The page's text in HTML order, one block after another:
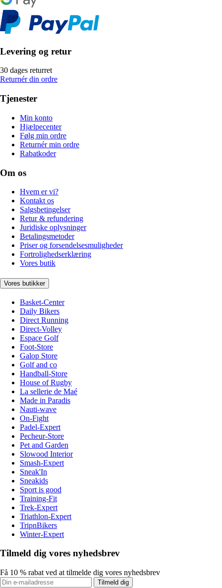
Levering og retur
30 dages returret
Returnér din ordre
Tjenester
Min konto
Hjælpecenter
Følg min ordre
Returnér min ordre
Rabatkoder
Om os
Hvem er vi?
Kontakt os
Salgsbetingelser
Retur & refundering
Juridiske oplysninger
Betalingsmetoder
Priser og forsendelsesmuligheder
Fortrolighedserklæring
Vores butik
Vores butikker
Basket-Center
Daily Bikers
Direct Running
Direct-Volley
Espace Golf
Foot-Store
Galop Store
Golf and co
Handball-Store
House of Rugby
La sellerie de Maé
Made in Paradis
Nauti-wave
On-Fight
Padel-Expert
Pecheur-Store
Pet and Garden
Slowood Interior
Smash-Expert
Sneak'In
Sneakids
Sport is good
Training-Fit
Trek-Expert
Triathlon-Expert
TripnBikers
Winter-Expert
Tilmeld dig vores nyhedsbrev
Få 10 % rabat ved at tilmelde dig vores nyhedsbrev
Tilmeld dig